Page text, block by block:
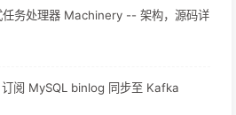
任务处理器 Machinery -- 架构，源码详
阅 MySQL binlog 同步至 Kafka